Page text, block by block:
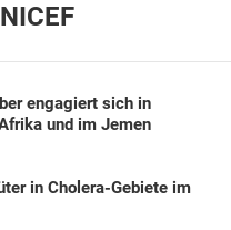
engagiert sich in
und im Jemen
in Cholera-Gebiete im